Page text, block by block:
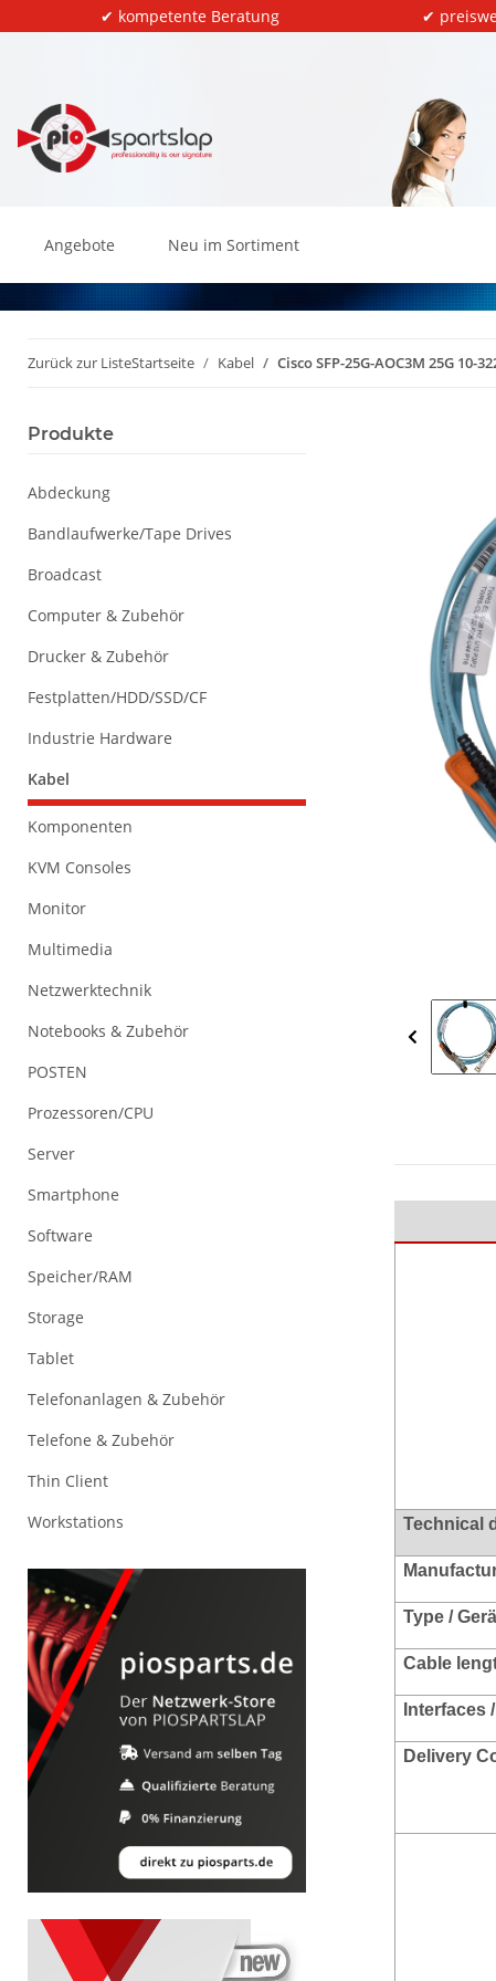
✔ kompetente Beratung ✔
Angebote Neu im Sortiment
Zurück zur ListeStartseite Kabel Cisco SFP-25G-AOC3M 25G 10-
Technical
Type /
Cable
Interfaces
Delivery
Produkte
Abdeckung
Bandlaufwerke/Tape Drives
Broadcast
Computer & Zubehör
Drucker & Zubehör
Festplatten/HDD/SSD/CF
Industrie Hardware
Kabel
Komponenten
KVM Consoles
Monitor
Multimedia
Netzwerktechnik
Notebooks & Zubehör
POSTEN
Prozessoren/CPU
Server
Smartphone
Software
Speicher/RAM
Storage
Tablet
Telefonanlagen & Zubehör
Telefone & Zubehör
Thin Client
Workstations